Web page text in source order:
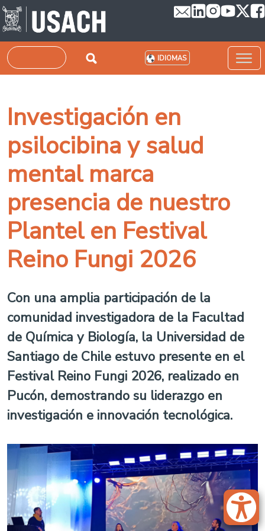
Pasar al contenido principal
Buscar IDIOMAS
Investigación en
psilocibina y salud
mental marca
presencia de nuestro
Plantel en Festival
Reino Fungi 2026
Con una amplia participación de la
comunidad investigadora de la Facultad
de Química y Biología, la Universidad de
Santiago de Chile estuvo presente en el
Festival Reino Fungi 2026, realizado en
Pucón, demostrando su liderazgo en
investigación e innovación tecnológica.